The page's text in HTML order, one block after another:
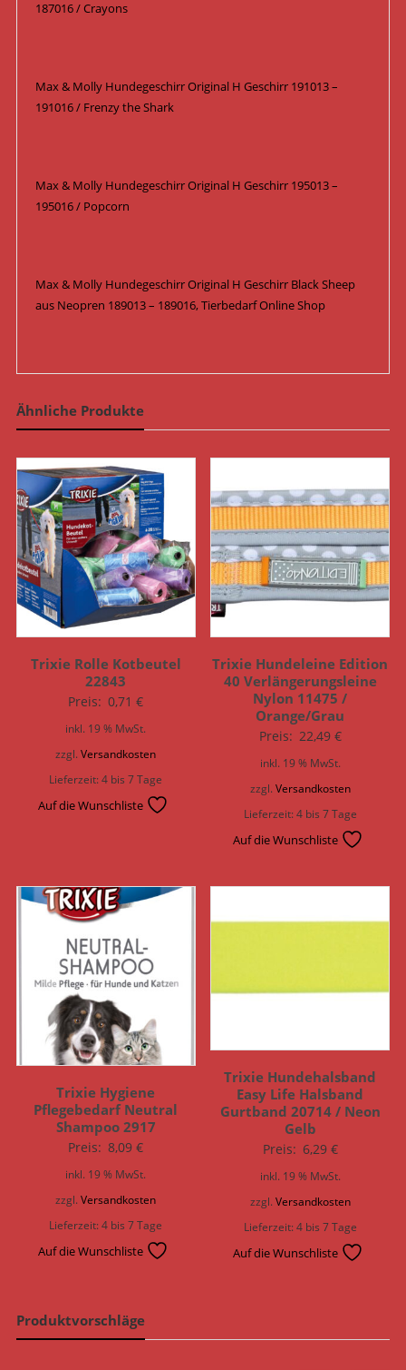
187016 / Crayons
Max & Molly Hundegeschirr Original H Geschirr 191013 –
191016 / Frenzy the Shark
Max & Molly Hundegeschirr Original H Geschirr 195013 –
195016 / Popcorn
Max & Molly Hundegeschirr Original H Geschirr Black Sheep
aus Neopren 189013 – 189016, Tierbedarf Online Shop
Ähnliche Produkte
Trixie Rolle Kotbeutel
22843
Preis: 0,71€
inkl. 19 % MwSt.
zzgl.Versandkosten
Lieferzeit:4 bis 7 Tage
Auf die Wunschliste
Trixie Hundeleine Edition
40 Verlängerungsleine
Nylon 11475 /
Orange/Grau
Preis: 22,49 €
inkl. 19 % MwSt.
zzgl. Versandkosten
Lieferzeit:4 bis 7 Tage
Auf die Wunschliste
Trixie Hygiene
Pflegebedarf Neutral
Shampoo 2917
Preis: 8,09€
inkl. 19 % MwSt.
zzgl.Versandkosten
Lieferzeit:4 bis 7 Tage
Auf die Wunschliste
Trixie Hundehalsband
Easy Life Halsband
Gurtband 20714 / Neon
Gelb
Preis: 6,29 €
inkl. 19 % MwSt.
zzgl. Versandkosten
Lieferzeit:4 bis 7 Tage
Auf die Wunschliste
Produktvorschläge